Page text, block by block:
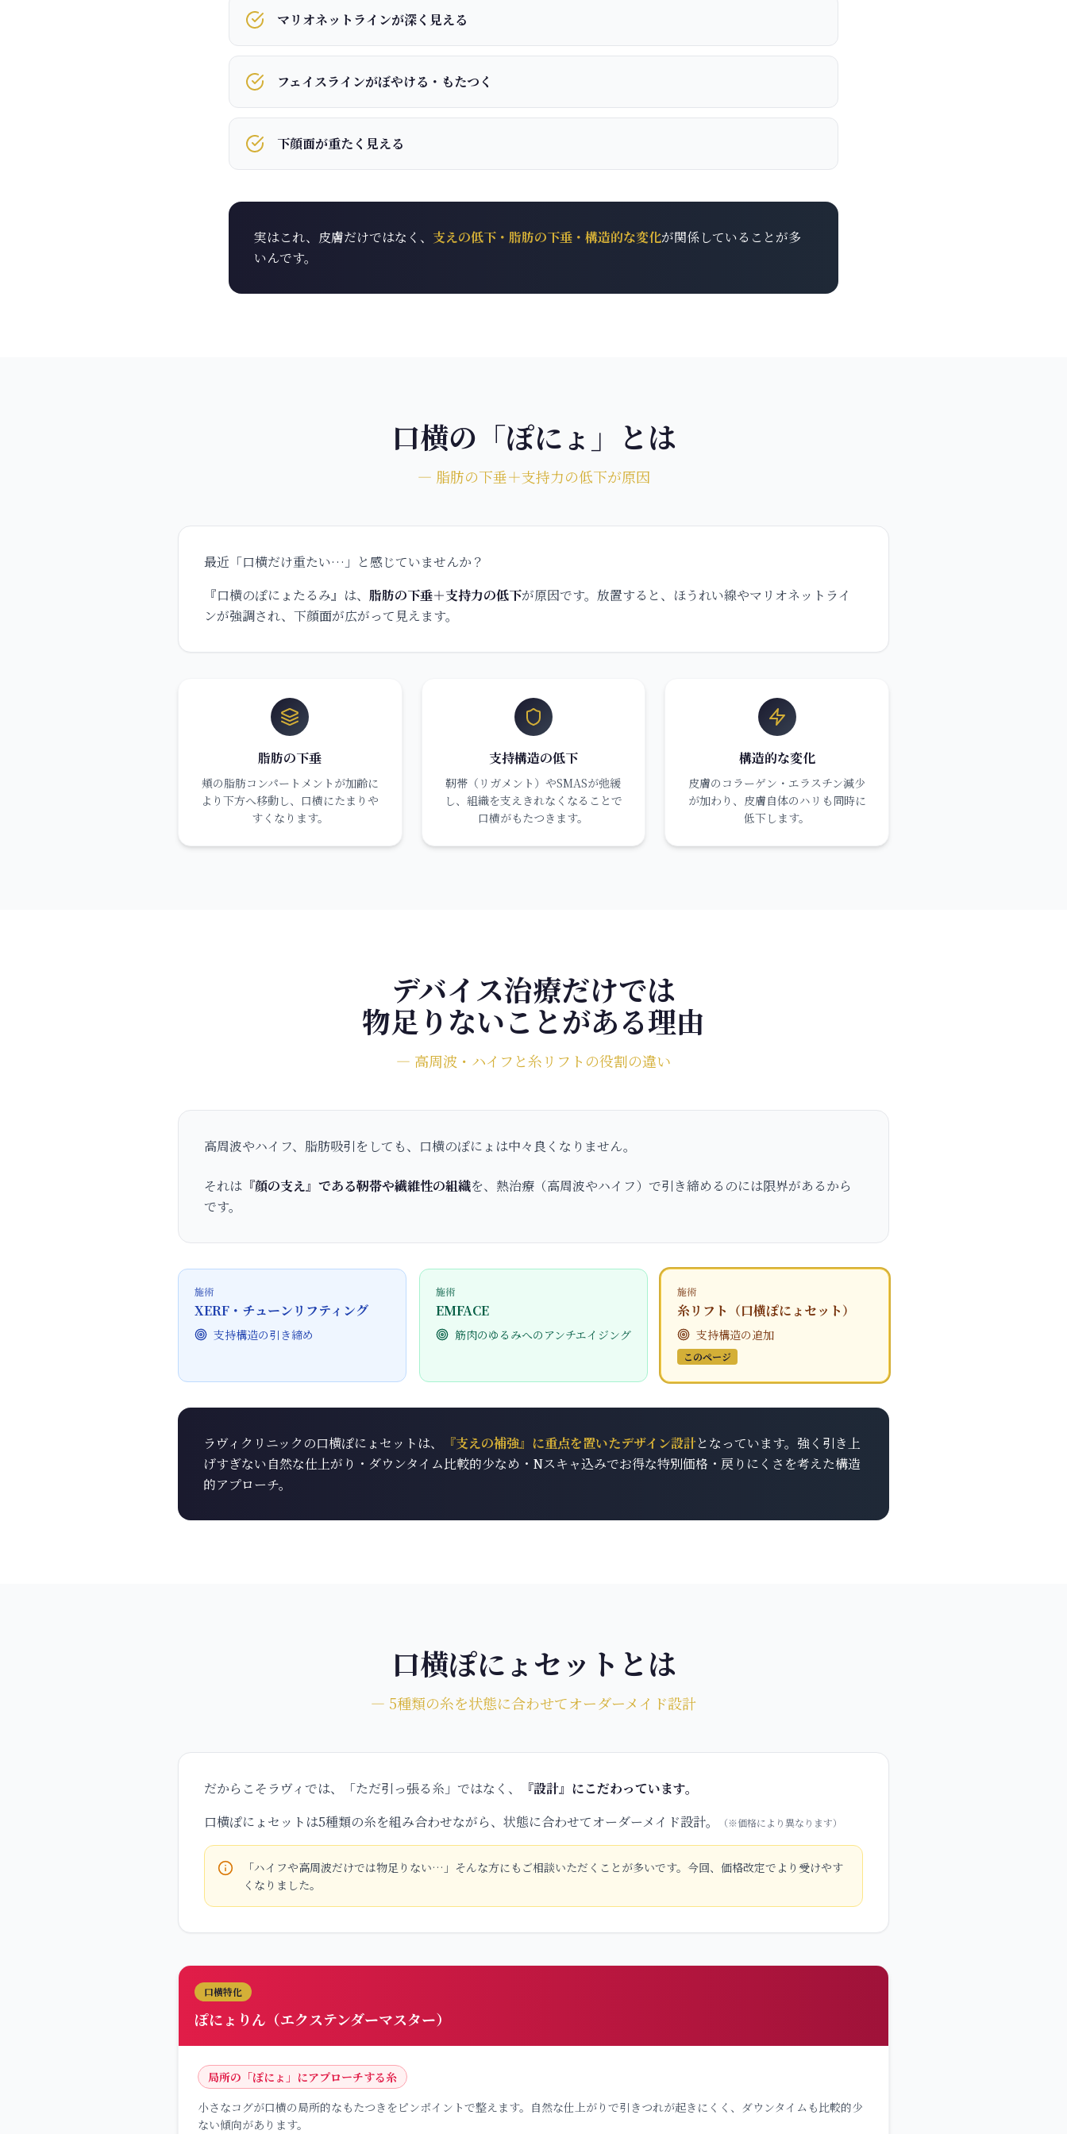
マリオネットラインが深く見える
フェイスラインがぼやける・もたつく
下顔面が重たく見える
実はこれ、皮膚だけではなく、 支えの低下・脂肪の下垂・構造的な変化が関係していることが多
いんです。
口横の「ぽにょ」とは
― 脂肪の下垂＋支持力の低下が原因
最近「口横だけ重たい…」と感じていませんか？
『口横のぽにょたるみ』は、 脂肪の下垂＋支持力の低下が原因です。放置すると、ほうれい線やマリオネットライ
ンが強調され、下顔面が広がって見えます。
脂肪の下垂
頬の脂肪コンパートメントが加齢に
より下方へ移動し、口横にたまりや
すくなります。
支持構造の低下
靭帯（リガメント）やSMASが弛緩
し、組織を支えきれなくなることで
口横がもたつきます。
構造的な変化
皮膚のコラーゲン・エラスチン減少
が加わり、皮膚自体のハリも同時に
低下します。
デバイス治療だけでは
物足りないことがある理由
― 高周波・ハイフと糸リフトの役割の違い
高周波やハイフ、脂肪吸引をしても、口横のぽにょは中々良くなりません。
それは 『顔の支え』である靭帯や繊維性の組織を、熱治療（高周波やハイフ）で引き締めるのには限界があるから
です。
施術
XERF・チューンリフティング
支持構造の引き締め
施術
EMFACE
筋肉のゆるみへのアンチエイジング
施術
糸リフト（口横ぽにょセット）
支持構造の追加
このページ
ラヴィクリニックの口横ぽにょセットは、 『支えの補強』に重点を置いたデザイン設計となっています。強く引き上
げすぎない自然な仕上がり・ダウンタイム比較的少なめ・Nスキャ込みでお得な特別価格・戻りにくさを考えた構造
的アプローチ。
口横ぽにょセットとは
― 5種類の糸を状態に合わせてオーダーメイド設計
だからこそラヴィでは、「ただ引っ張る糸」ではなく、
『設計』にこだわっています。
口横ぽにょセットは5種類の糸を組み合わせながら、状態に合わせてオーダーメイド設計。
（※価格により異なります）
「ハイフや高周波だけでは物足りない…」そんな方にもご相談いただくことが多いです。今回、価格改定でより受けやす
くなりました。
口横特化
ぽにょりん（エクステンダーマスター）
局所の「ぽにょ」にアプローチする糸
小さなコグが口横の局所的なもたつきをピンポイントで整えます。自然な仕上がりで引きつれが起きにくく、ダウンタイムも比較的少
ない傾向があります。